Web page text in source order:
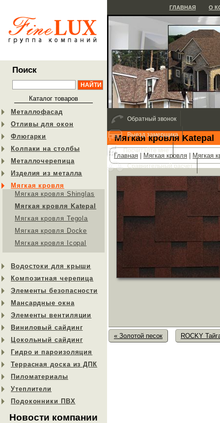
Поиск
Каталог товаров
Металлофасад
Отливы для окон
Флюгарки
Колпаки на столбы
Металлочерепица
Изделия из металла
Мягкая кровля
Мягкая кровля Shinglas
Мягкая кровля Katepal
Мягкая кровля Tegola
Мягкая кровля Docke
Мягкая кровля Icopal
Водостоки для крыши
Композитная черепица
Элементы безопасности
Мансардные окна
Элементы вентиляции
Виниловый сайдинг
Цокольный сайдинг
Гидро и пароизоляция
Террасная доска из ДПК
Пиломатериалы
Утеплители
Подоконники ПВХ
Новости компании
ГЛАВНАЯ О
Мягкая кровля Katepal
Главная Мягкая кровля Мягкая
« Золотой песок ROCKY
Обратный звонок
Выезд замерщика
Посчитайте мне
Сравнительный расчет